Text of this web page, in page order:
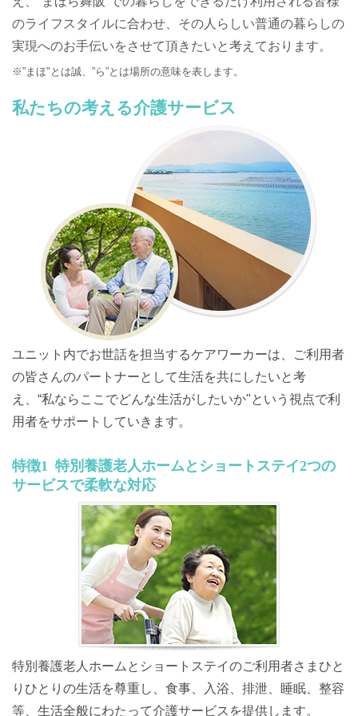
のライフスタイルに合わせ、 その人らしい普通の暮らしの
実現へのお手伝いをさせて頂きたいと考えております。
※”まほ"とは誠、”ら”とは場所の意味を表します。
私たちの考える介護サービス
ユニット内でお世話を担当するケアワーカーは、
ご利用者
の皆さんのパートナーとして生活を共にしたいと考
え、 “私ならここでどんな生活がしたいか"という視点で利
用者をサポートしていきます。
特徴1 特別養護老人ホームとショートステイ2つの
サービスで柔軟な対応
特別養護老人ホームとショートステイのご利用者さまひと
りひとりの生活を尊重し、食事、入浴、排泄、睡眠、整容
等、生活全般にわたって介護サービスを提供します。